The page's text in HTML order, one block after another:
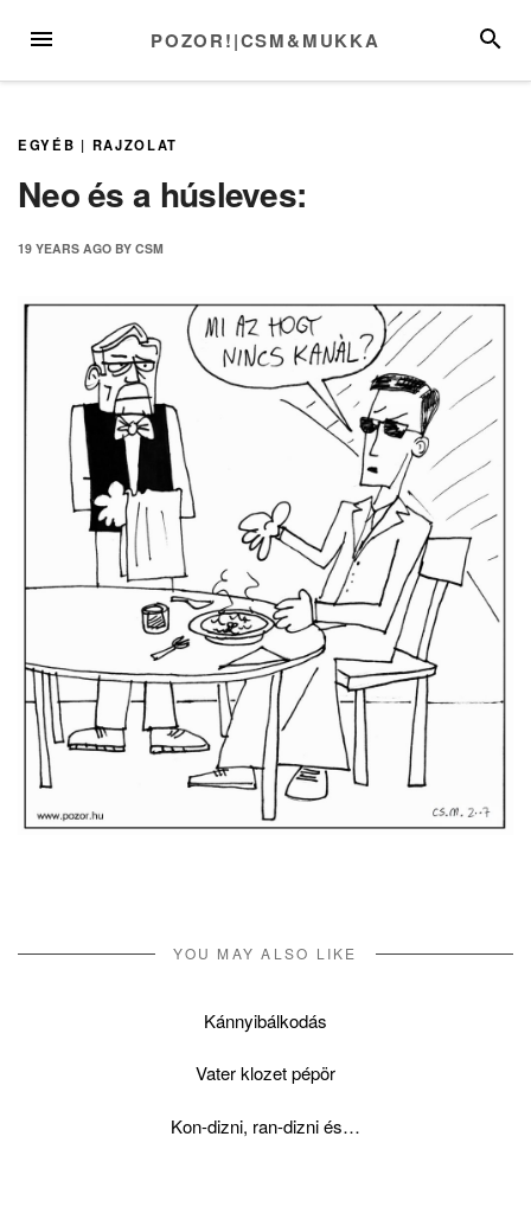
MENU POZOR!|CSM&MUKKA
EGYÉB | RAJZOLAT
Neo és a húsleves:
19 YEARS AGO BY CSM
YOU MAY ALSO LIKE
Kánnyibálkodás
Vater klozet pépör
Kon-dizni, ran-dizni és…